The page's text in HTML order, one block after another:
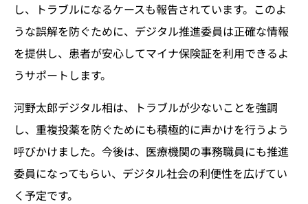
し、トラブルになるケースも報告されています。このよ
うな誤解を防ぐために、デジタル推進委員は正確な情報
を提供し、患者が安心してマイナ保険証を利用できるよ
うサポートします。
河野太郎デジタル相は、トラブルが少ないことを強調
し、重複投薬を防ぐためにも積極的に声かけを行うよう
呼びかけました。今後は、医療機関の事務職員にも推進
委員になってもらい、デジタル社会の利便性を広げてい
く予定です。